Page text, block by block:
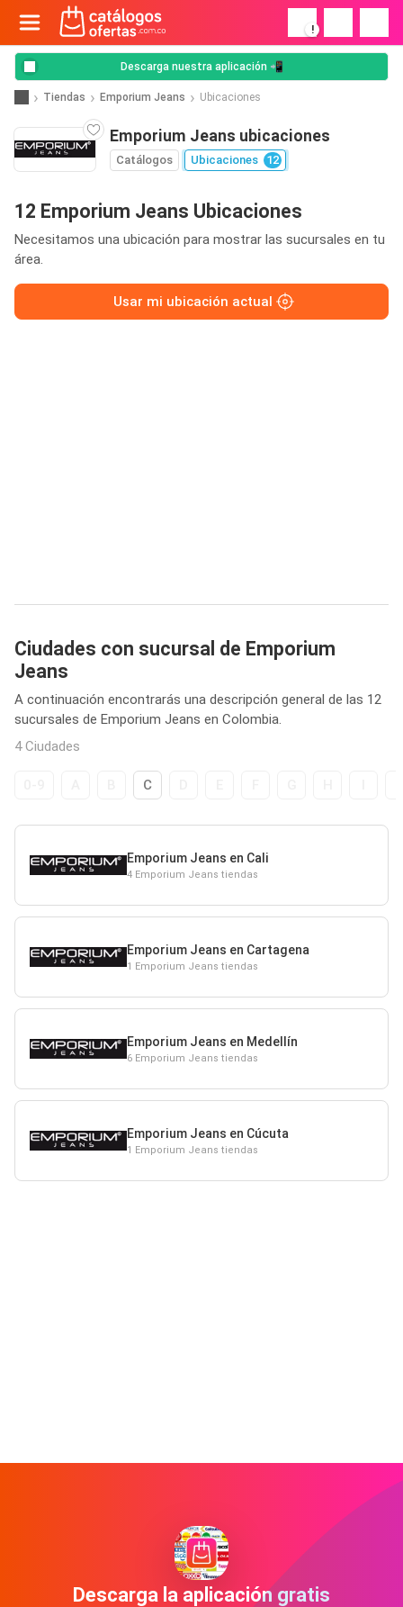
!
Descarga nuestra aplicación 📲
Tiendas Emporium Jeans Ubicaciones
Emporium Jeans ubicaciones
Catálogos Ubicaciones 12
12 Emporium Jeans Ubicaciones
Necesitamos una ubicación para mostrar las sucursales en tu
área.
Usar mi ubicación actual
Ciudades con sucursal de Emporium
Jeans
A continuación encontrarás una descripción general de las 12
sucursales de Emporium Jeans en Colombia.
4 Ciudades
C
Emporium Jeans en Cali
4 Emporium Jeans tiendas
Emporium Jeans en Cartagena
1 Emporium Jeans tiendas
Emporium Jeans en Medellín
6 Emporium Jeans tiendas
Emporium Jeans en Cúcuta
1 Emporium Jeans tiendas
Descarga la aplicación gratis